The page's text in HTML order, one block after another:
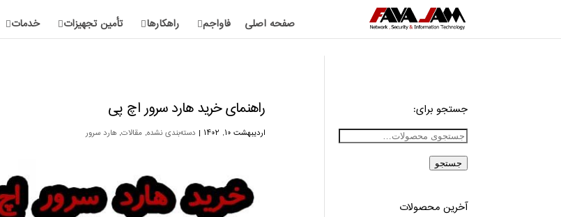
صفحه اصلی فاواجم راهکارها تأمین تجهیزات خدمات
راهنمای خرید هارد سرور اچ پی
اردیبهشت ۱۰, ۱۴۰۲ | دسته‌بندی نشده, مقالات, هارد سرور
جستجو برای:
جستجو
آخرین محصولات